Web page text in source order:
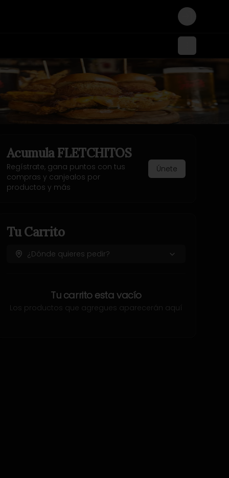
Login
AcumulaFLETCHITOS
Regístrate, gana puntos con tus
compras y canjealos por
productos y más
Únete
Tu Carrito
¿Dónde quieres pedir?
Tu carrito esta vacío
Los productos que agregues aparecerán aquí